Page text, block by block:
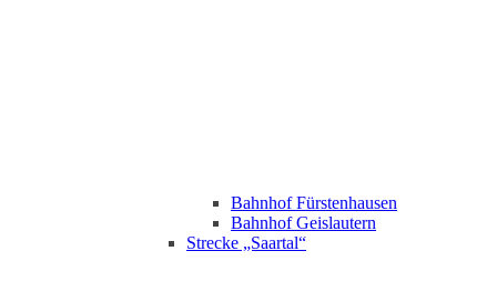
Bahnhof Fürstenhausen
Bahnhof Geislautern
Strecke „Saartal“